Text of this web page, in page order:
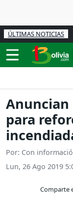
ÚLTIMAS NOTICIAS
Anuncian
para
Por: Con
Lun, 26 Ago 2019
Comparte